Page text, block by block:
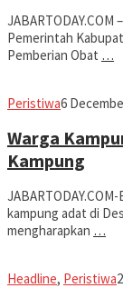
JABARTODAY.COM
Pemerintah
Pemberian Obat …
Peristiwafahruszf
6
Warga
Kampung
kampung adat di
mengharapkan …
Headline, Peristiwa